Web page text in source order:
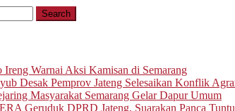
Ireng Warnai Aksi Kamisan di Semarang
Desak Pemprov Jateng Selesaikan Konflik
Masyarakat Semarang Gelar Dapur Umum
Geruduk DPRD Jateng, Suarakan Panca